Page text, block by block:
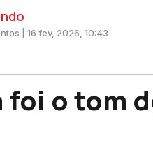
| 16 fev, 2026, 10:43
o tom